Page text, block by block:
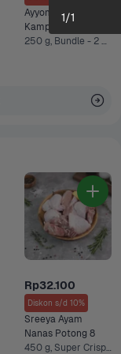
Ayyomi Telur Ayam
Kampoeng Omega
250 g, Bundle - 2 x 250 g*
Rp32.100
Diskon s/d 10%
Sreeya Ayam
Nanas Potong 8
450 g, Super Crispy Kentucky & Sreeya Ayam
1/1